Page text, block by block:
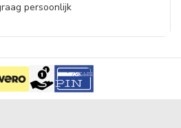
persoonlijk